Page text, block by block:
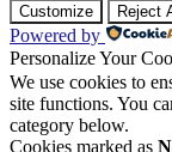
Customize Reject
Powered by
Personalize Your
We use cookies to
site functions. You
category below.
Cookies marked as